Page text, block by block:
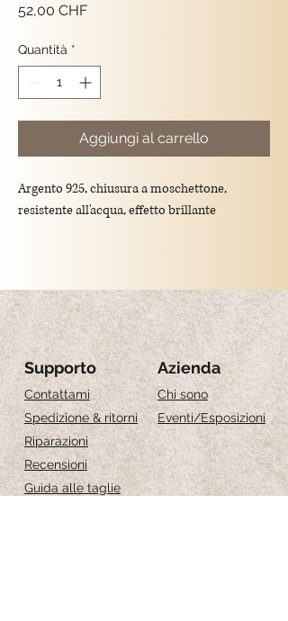
52,00 CHFPrezzo
Quantità *
Aggiungi al carrello
Argento 925, chiusura a moschettone,
resistente all'acqua, effetto brillante
Supporto
Contattami
Spedizione & ritorni
Riparazioni
Recensioni
Guida alle taglie
Azienda
Chi sono
Eventi/Esposizioni